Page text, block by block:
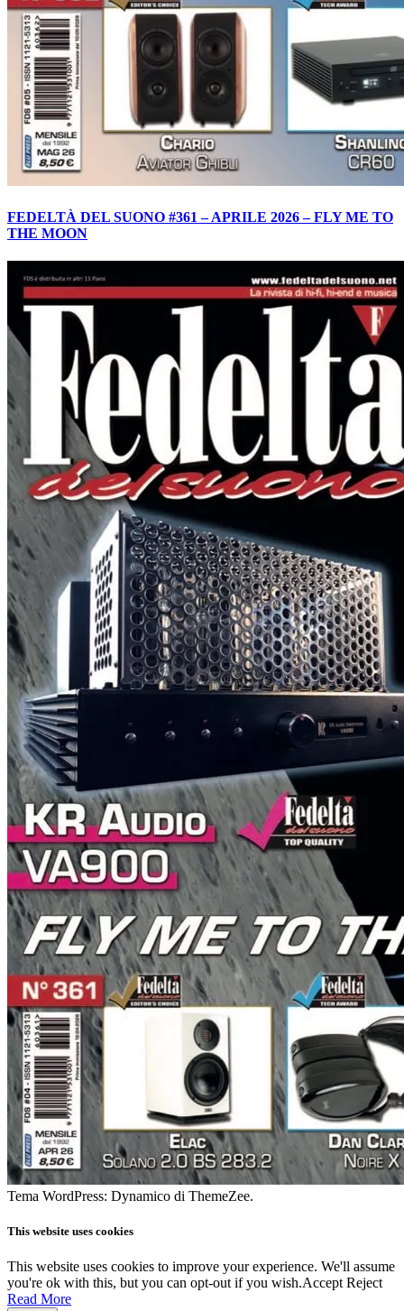
FEDELTÀ DEL SUONO #361 – APRILE 2026 – FLY ME TO
THE MOON
Tema WordPress: Dynamico di ThemeZee.
This website uses cookies
This website uses cookies to improve your experience. We'll assume
you're ok with this, but you can opt-out if you wish.Accept Reject
Read More